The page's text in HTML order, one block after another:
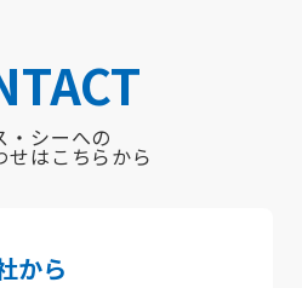
・シーへの
せはこちらから
から